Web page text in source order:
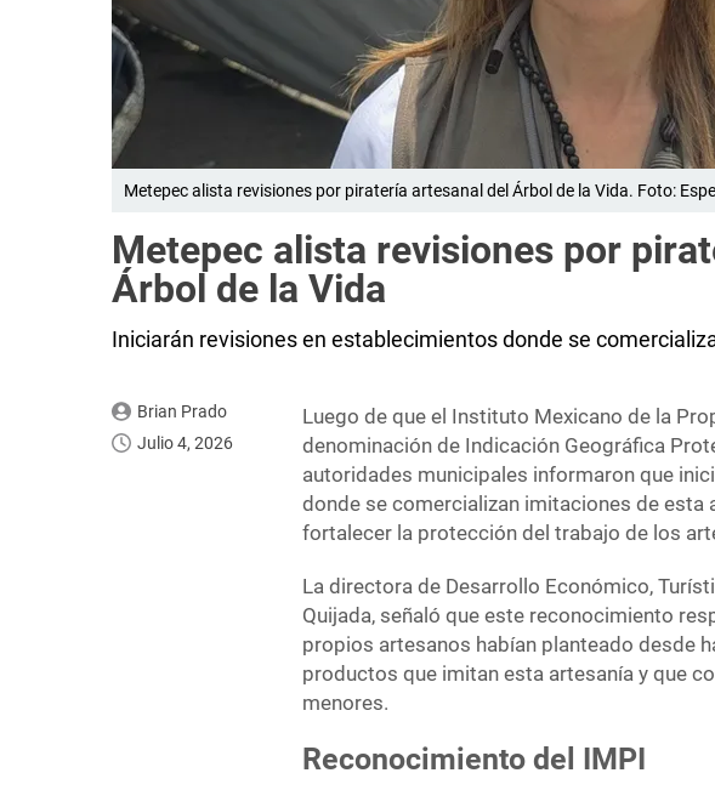
Metepec alista revisiones por piratería artesanal del Árbol de la Vida. Foto:
Metepec alista revisiones por
Árbol de la Vida
Iniciarán revisiones en establecimientos donde se
Brian Prado
Julio 4, 2026
Luego de que el Instituto Mexicano de la
denominación de Indicación Geográfica
autoridades municipales informaron que
donde se comercializan imitaciones de esta
fortalecer la protección del trabajo de los
La directora de Desarrollo Económico,
Quijada, señaló que este reconocimiento
propios artesanos habían planteado desde
productos que imitan esta artesanía y que
menores.
Reconocimiento del IMPI